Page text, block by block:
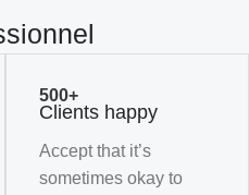
500+
Clients happy
Accept that it’s
sometimes okay to